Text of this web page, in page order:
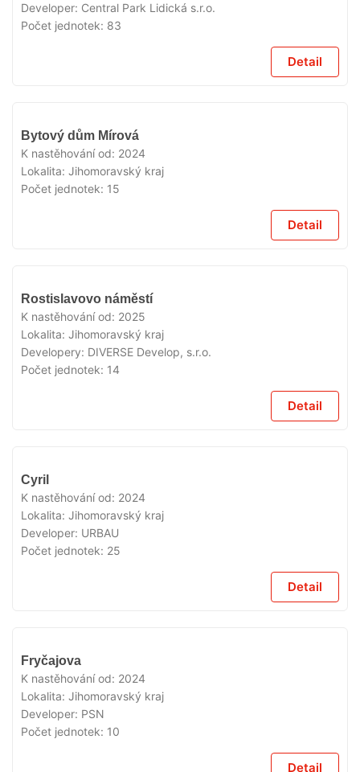
Developer: Central Park Lidická s.r.o.
Počet jednotek: 83
Detail
Bytový dům Mírová
K nastěhování od: 2024
Lokalita: Jihomoravský kraj
Počet jednotek: 15
Detail
Rostislavovo náměstí
K nastěhování od: 2025
Lokalita: Jihomoravský kraj
Developery: DIVERSE Develop, s.r.o.
Počet jednotek: 14
Detail
Cyril
K nastěhování od: 2024
Lokalita: Jihomoravský kraj
Developer: URBAU
Počet jednotek: 25
Detail
Fryčajova
K nastěhování od: 2024
Lokalita: Jihomoravský kraj
Developer: PSN
Počet jednotek: 10
Detail